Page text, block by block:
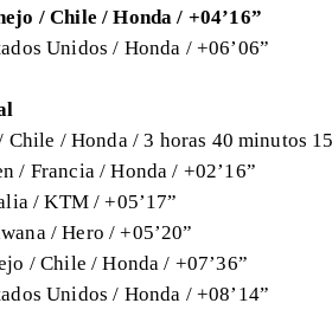
/ Chile / Honda / +04’16”
Unidos / Honda / +06’06”
/ Honda / 3 horas 40 minutos
/ Francia / Honda / +02’16”
/ KTM / +05’17”
/ Hero / +05’20”
/ Chile / Honda / +07’36”
Unidos / Honda / +08’14”